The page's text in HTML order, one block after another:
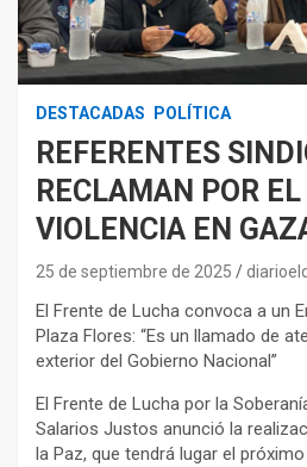
DESTACADAS POLÍTICA
REFERENTES
RECLAMAN POR
VIOLENCIA EN
25 de septiembre de 2025
El Frente de Lucha convoca a un
Plaza Flores: “Es un llamado de
exterior del Gobierno Nacional”
El Frente de Lucha por la
Salarios Justos anunció la
la Paz, que tendrá lugar el